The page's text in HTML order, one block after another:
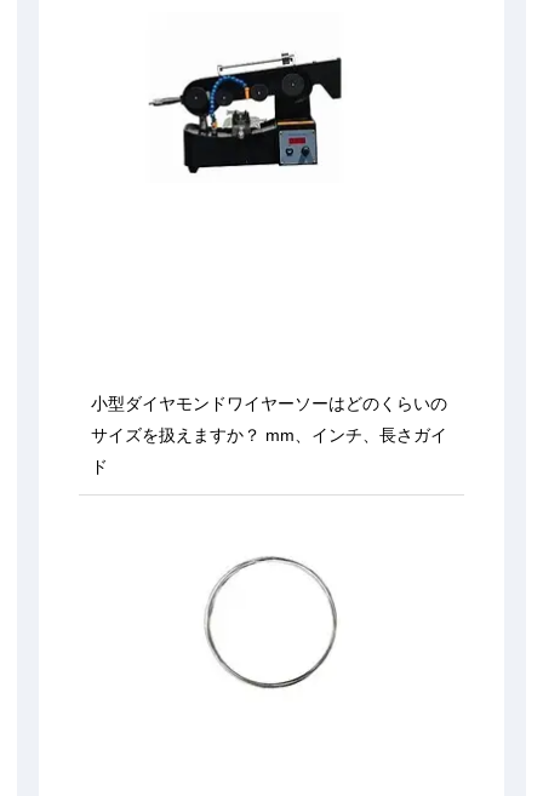
小型ダイヤモンドワイヤーソーはどのくらいの
サイズを扱えますか？ mm、インチ、長さガイ
ド